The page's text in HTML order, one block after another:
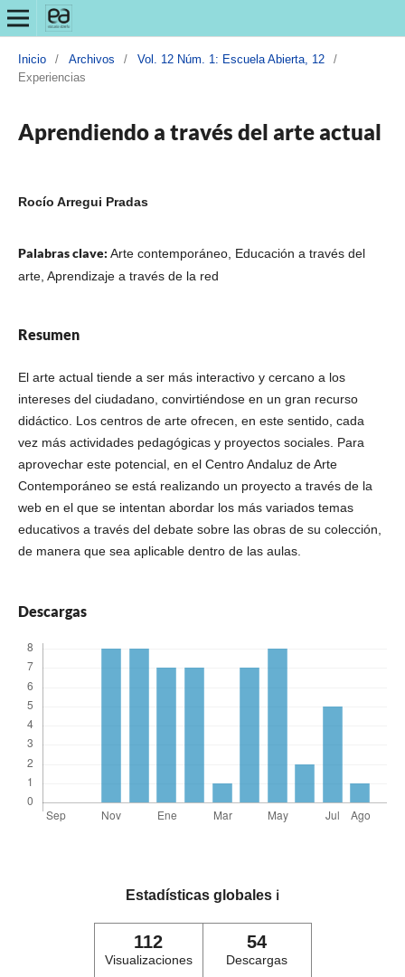
Inicio / Archivos / Vol. 12 Núm. 1: Escuela Abierta, 12
/
Experiencias
Aprendiendo a través del arte actual
Rocío Arregui Pradas
Palabras clave: Arte contemporáneo, Educación a través del
arte, Aprendizaje a través de la red
Resumen
El arte actual tiende a ser más interactivo y cercano a los
intereses del ciudadano, convirtiéndose en un gran recurso
didáctico. Los centros de arte ofrecen, en este sentido, cada
vez más actividades pedagógicas y proyectos sociales. Para
aprovechar este potencial, en el Centro Andaluz de Arte
Contemporáneo se está realizando un proyecto a través de la
web en el que se intentan abordar los más variados temas
educativos a través del debate sobre las obras de su colección,
de manera que sea aplicable dentro de las aulas.
Descargas
Estadísticas globales ℹ️
112
Visualizaciones
54
Descargas